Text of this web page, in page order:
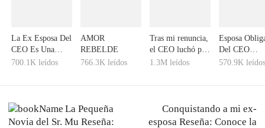
La Ex Esposa Del
CEO Es Una
Cirujana
700.1K leídos
AMOR
REBELDE
766.3K leídos
Tras mi renuncia,
el CEO luchó por
mi amor
1.3M leídos
Esposa
Del CEO
Paralítico
570.9K
La Pequeña
Novia del Sr. Mu Reseña:
Conquistando a mi ex-
esposa Reseña: Conoce la